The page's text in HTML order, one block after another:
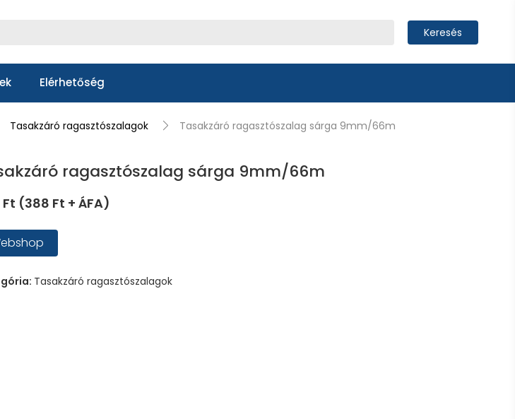
Keresés
Elérhetőség
Tasakzáró ragasztószalagok Tasakzáró ragasztószalag sárga 9mm/66m
ragasztószalag sárga 9mm/66m
(388 Ft + ÁFA)
Tasakzáró ragasztószalagok